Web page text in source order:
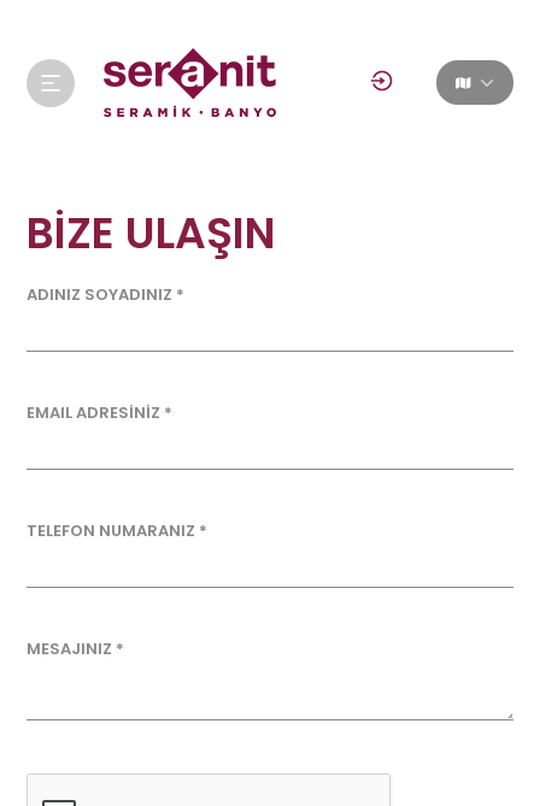
BİZE ULAŞIN
ADINIZ SOYADINIZ *
EMAIL ADRESİNİZ *
TELEFON NUMARANIZ *
MESAJINIZ *